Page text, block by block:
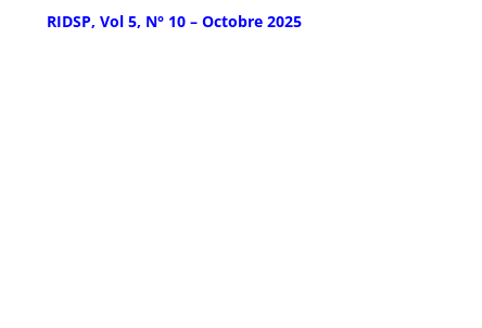
RIDSP, Vol 5, N° 10 – Octobre 2025